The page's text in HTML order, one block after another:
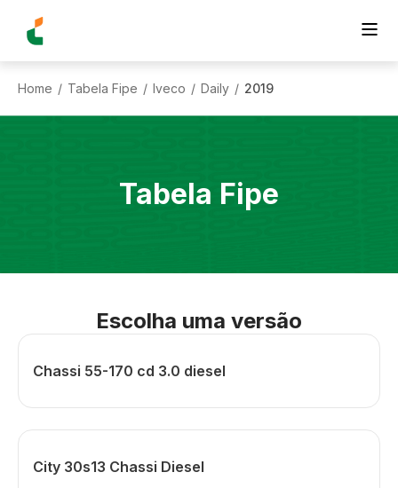
Home / Tabela Fipe / Iveco / Daily / 2019
Tabela Fipe
Escolha uma versão
Chassi 55-170 cd 3.0 diesel
City 30s13 Chassi Diesel